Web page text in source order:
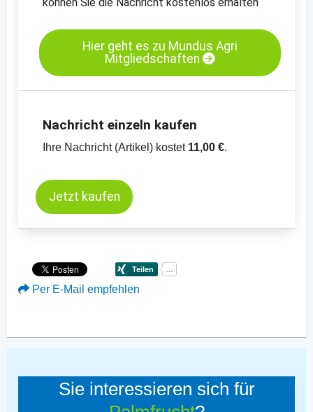
- Preischarts, Erntebilanzen und Import- und
Kassamarkt - Sojaschrot LP - Hamburg
Kassamarkt - Rapssaat - Neuss
Hier geht es zu Mundus Agri
Mitgliedschaften
Nachricht einzeln kaufen
Ihre Nachricht (Artikel) kostet 11,00 €.
Jetzt kaufen
Per E-Mail empfehlen
Sie interessieren sich für